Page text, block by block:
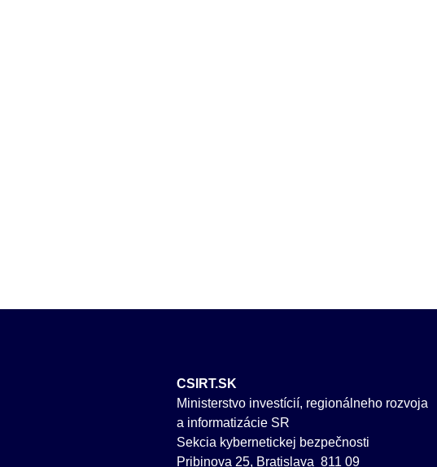
CSIRT.SK
Ministerstvo investícií, regionálneho rozvoja
a informatizácie SR
Sekcia kybernetickej bezpečnosti
Pribinova 25, Bratislava 811 09